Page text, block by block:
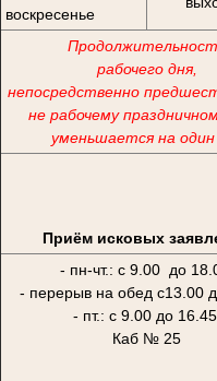
воскресенье
рабочего дня,
непосредственно
не рабочему
уменьшается на один
Приём исковых
- пн-чт.: с 9.00 до
- перерыв на обед с13.00
- пт.: с 9.00 до 16.45.
Каб № 25